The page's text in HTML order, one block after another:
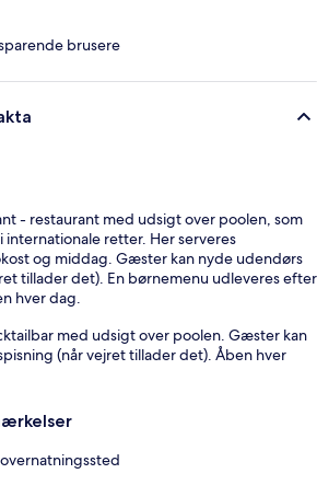
brusere
- restaurant med udsigt over poolen, som
internationale retter. Her serveres
og middag. Gæster kan nyde udendørs
tillader det). En børnemenu udleveres efter
hver dag.
med udsigt over poolen. Gæster kan
(når vejret tillader det). Åben hver